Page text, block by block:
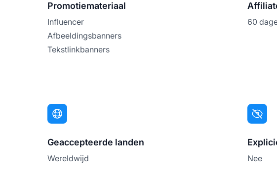
Promotiemateriaal
Influencer
Afbeeldingsbanners
Tekstlinkbanners
60
Geaccepteerde landen
Wereldwijd Nee